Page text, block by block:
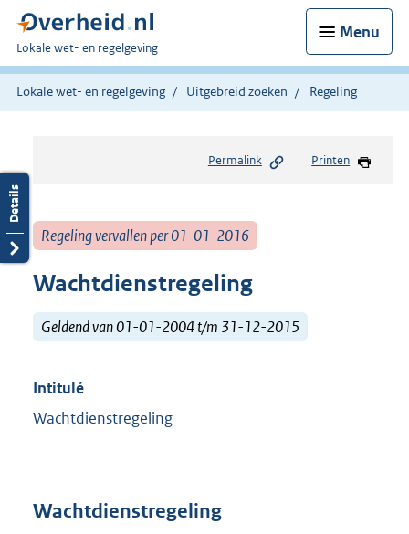
Menu
U
bent
hier:
Lokale wet- en regelgeving
Lokale wet- en regelgeving Uitgebreid zoeken Regeling
Permalink Printen
Regeling vervallen per 01-01-2016
Wachtdienstregeling
Geldend van 01-01-2004 t/m 31-12-2015
Intitulé
Wachtdienstregeling
Wachtdienstregeling